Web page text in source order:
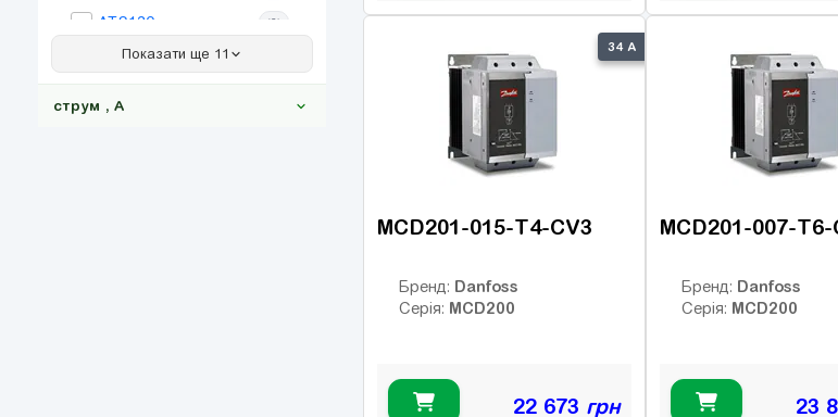
ATS130 (6)
ATS480
Показати ще 11
струм , А
34 А
MCD201-015-T4-CV3
Бренд: Danfoss
Серія: MCD200
22 673 грн
MCD201-007-T6-
Бренд: Danfoss
Серія: MCD200
23